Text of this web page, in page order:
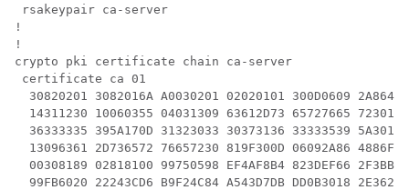
rsakeypair ca-server
!
!
crypto pki certificate chain ca-server
certificate ca 01
30820201 3082016A A0030201 02020101 300D0609
14311230 10060355 04031309 63612D73 65727665
36333335 395A170D 31323033 30373136 33333539
13096361 2D736572 76657230 819F300D 06092A86
00308189 02818100 99750598 EF4AF8B4 823DEF66
99FB6020 22243CD6 B9F24C84 A543D7DB DD0B3018